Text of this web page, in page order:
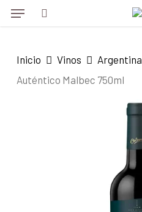
Skip
content
Menu
Inicio Vinos Argentina
Auténtico Malbec 750ml